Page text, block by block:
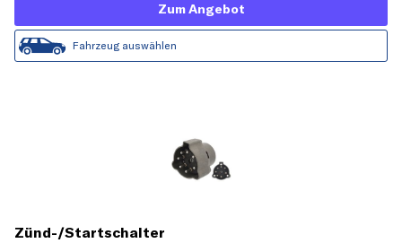
Zum Angebot
Fahrzeug auswählen
Zünd-/Startschalter